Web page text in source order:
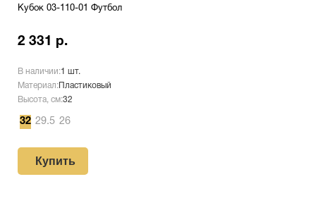
Кубок 03-110-01 Футбол
2 331 р.
В наличии:1 шт.
Материал: Пластиковый
Высота, см:32
32 29.5 26
Купить